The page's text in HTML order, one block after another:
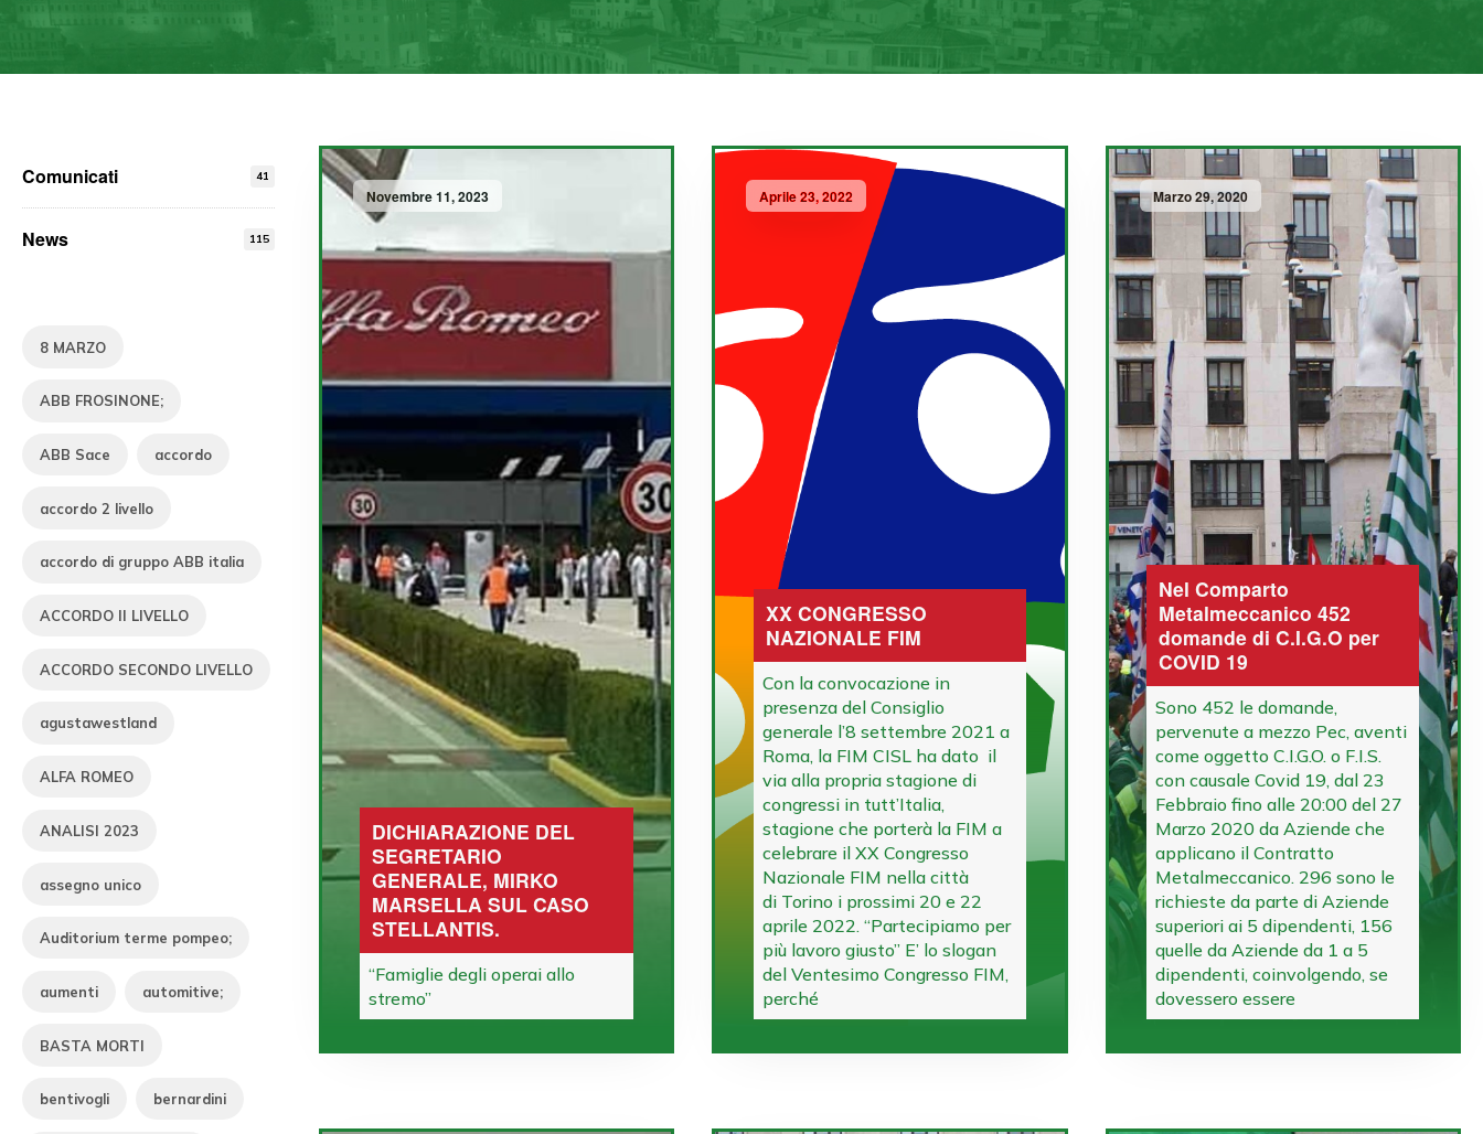
Comunicati 41
News 115
8 MARZO
ABB FROSINONE;
ABB Sace accordo
accordo 2 livello
accordo di gruppo ABB italia
ACCORDO II LIVELLO
ACCORDO SECONDO LIVELLO
agustawestland
ALFA ROMEO
ANALISI 2023
assegno unico
Auditorium terme pompeo;
aumenti automitive;
BASTA MORTI
bentivogli bernardini
Novembre 11, 2023
DICHIARAZIONE DEL
SEGRETARIO
GENERALE, MIRKO
MARSELLA SUL CASO
STELLANTIS.
“Famiglie degli operai allo
stremo”
Aprile 23, 2022
XX CONGRESSO
NAZIONALE FIM
Con la convocazione in
presenza del Consiglio
generale l’8 settembre 2021 a
Roma, la FIM CISL ha dato il
via alla propria stagione di
congressi in tutt’Italia,
stagione che porterà la FIM a
celebrare il XX Congresso
Nazionale FIM nella città
di Torino i prossimi 20 e 22
aprile 2022. “Partecipiamo per
più lavoro giusto” E’ lo slogan
del Ventesimo Congresso FIM,
perché
Marzo 29, 2020
Nel Comparto
Metalmeccanico 452
domande di C.I.G.O per
COVID 19
Sono 452 le domande,
pervenute a mezzo Pec, aventi
come oggetto C.I.G.O. o F.I.S.
con causale Covid 19, dal 23
Febbraio fino alle 20:00 del 27
Marzo 2020 da Aziende che
applicano il Contratto
Metalmeccanico. 296 sono le
richieste da parte di Aziende
superiori ai 5 dipendenti, 156
quelle da Aziende da 1 a 5
dipendenti, coinvolgendo, se
dovessero essere